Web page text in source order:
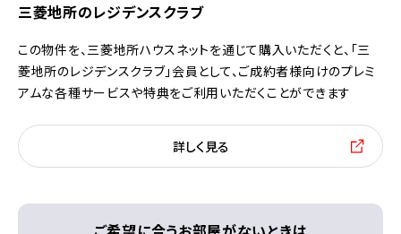
三菱地所のレジデンスクラブ
この物件を、三菱地所ハウスネットを通じて購入いただくと、「三
菱地所のレジデンスクラブ」会員として、ご成約者様向けのプレミ
アムな各種サービスや特典をご利用いただくことができます
詳しく見る